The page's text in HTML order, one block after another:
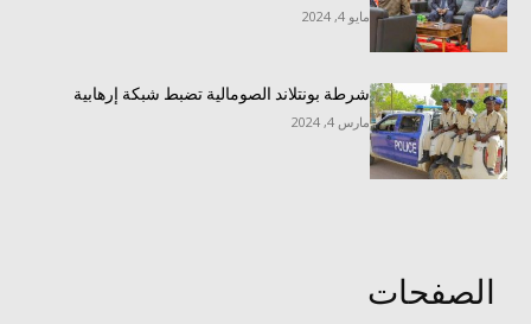
مايو 4, 2024
شرطة بونتلاند الصومالية تضبط شبكة إرهابية
مارس 4, 2024
الصفحات